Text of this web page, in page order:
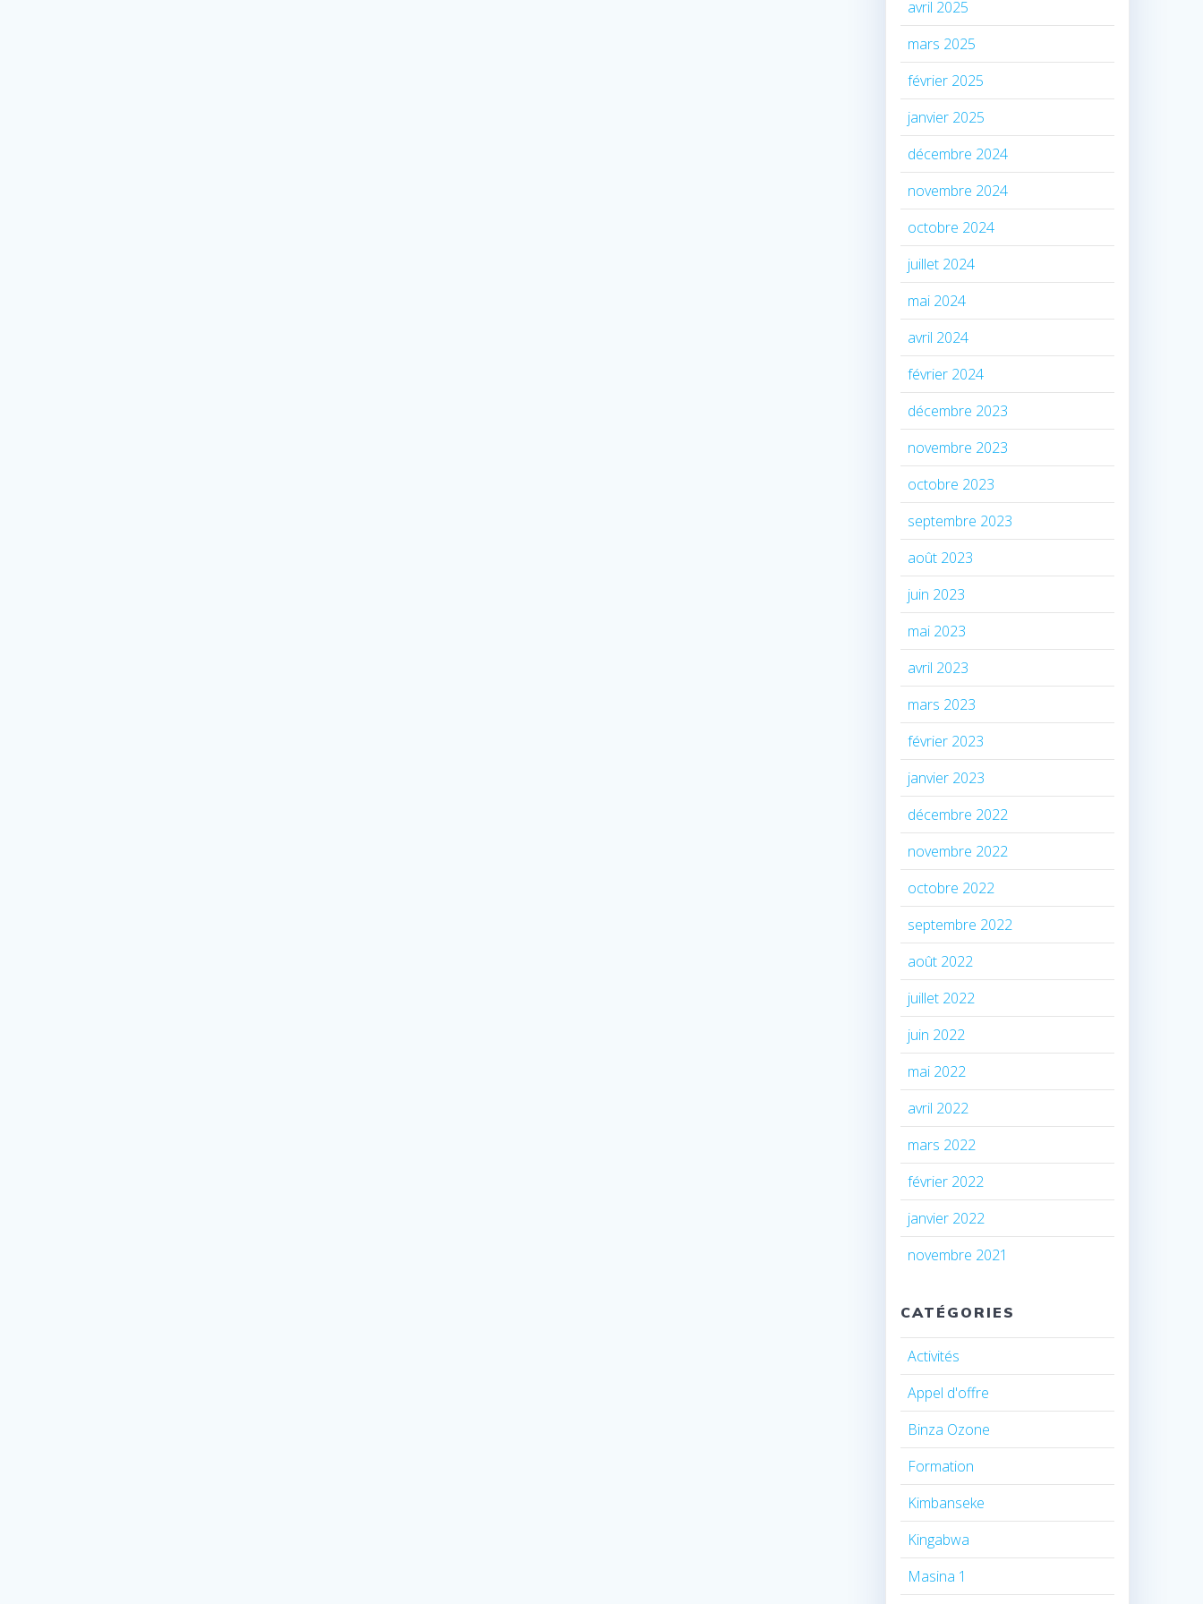
avril 2025
mars 2025
février 2025
janvier 2025
décembre 2024
novembre 2024
octobre 2024
juillet 2024
mai 2024
avril 2024
février 2024
décembre 2023
novembre 2023
octobre 2023
septembre 2023
août 2023
juin 2023
mai 2023
avril 2023
mars 2023
février 2023
janvier 2023
décembre 2022
novembre 2022
octobre 2022
septembre 2022
août 2022
juillet 2022
juin 2022
mai 2022
avril 2022
mars 2022
février 2022
janvier 2022
novembre 2021
CATÉGORIES
Activités
Appel d'offre
Binza Ozone
Formation
Kimbanseke
Kingabwa
Masina 1